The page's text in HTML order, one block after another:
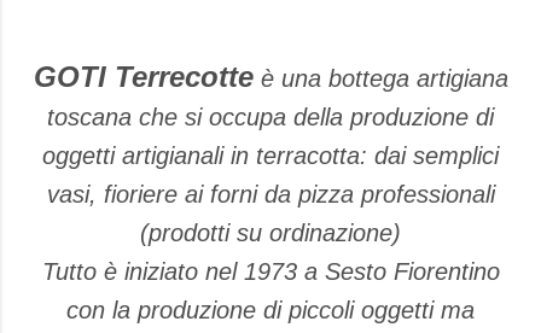
GOTI Terrecotteè una bottega artigiana
toscana che si occupa della produzione di
oggetti artigianali in terracotta: dai semplici
vasi, fioriere ai forni da pizza professionali
(prodotti su ordinazione)
Tutto è iniziato nel 1973 a Sesto Fiorentino
con la produzione di piccoli oggetti ma